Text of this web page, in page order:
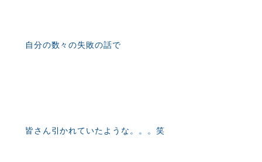
自分の数々の失敗の話で
皆さん引かれていたような。。。笑